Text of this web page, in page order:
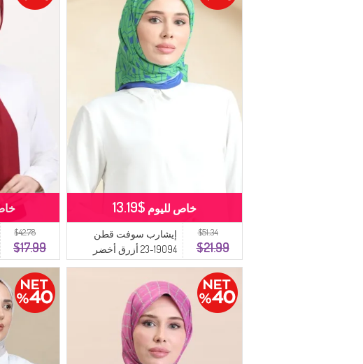
$51.34
$21.99
إيشارب سوفت قطن
19094-23 أزرق أخضر
خاص لليوم $13.19
$42.78
$17.99